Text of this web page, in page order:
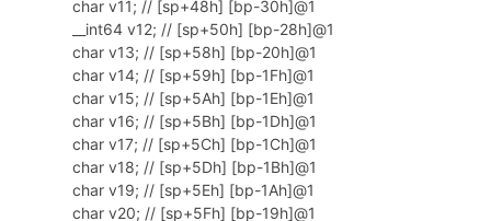
char v11; // [sp+48h] [bp-30h]@1
__int64 v12; // [sp+50h] [bp-28h]@1
char v13; // [sp+58h] [bp-20h]@1
char v14; // [sp+59h] [bp-1Fh]@1
char v15; // [sp+5Ah] [bp-1Eh]@1
char v16; // [sp+5Bh] [bp-1Dh]@1
char v17; // [sp+5Ch] [bp-1Ch]@1
char v18; // [sp+5Dh] [bp-1Bh]@1
char v19; // [sp+5Eh] [bp-1Ah]@1
char v20; // [sp+5Fh] [bp-19h]@1